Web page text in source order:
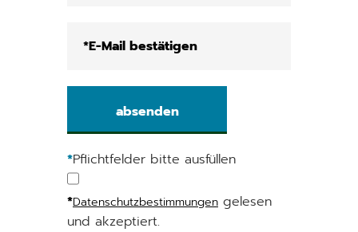
*Pflichtfelder bitte ausfüllen
*Datenschutzbestimmungen gelesen
und akzeptiert.